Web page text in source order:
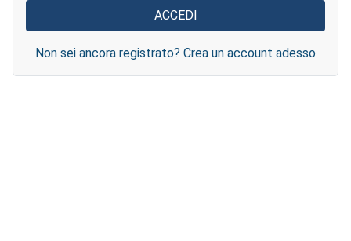
Non sei ancora registrato? Crea un account adesso